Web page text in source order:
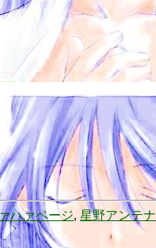
ハァページ, 星野アンテナ